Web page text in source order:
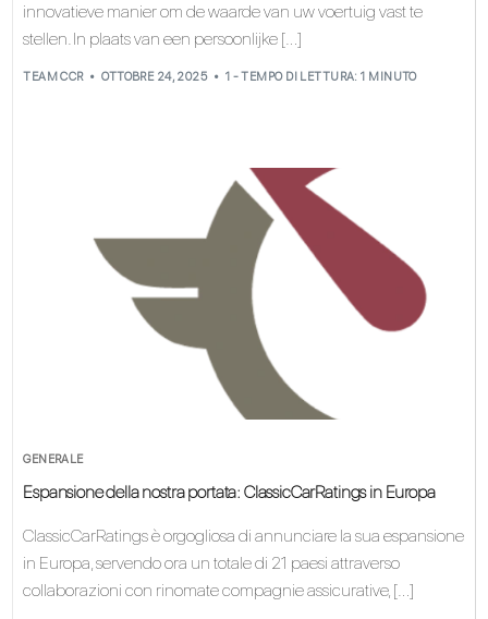
innovatieve manier om de waarde van uw voertuig vast te
stellen. In plaats van een persoonlijke […]
TEAM CCR OTTOBRE 24, 2025 1 - TEMPO DI LETTURA: 1 MINUTO
GENERALE
Espansione della nostra portata: ClassicCarRatings in Europa
ClassicCarRatings è orgogliosa di annunciare la sua espansione
in Europa, servendo ora un totale di 21 paesi attraverso
collaborazioni con rinomate compagnie assicurative, […]